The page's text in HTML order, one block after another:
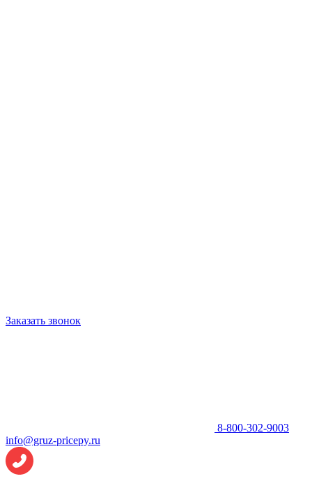
Заказать звонок
8-800-302-9003
info@gruz-pricepy.ru